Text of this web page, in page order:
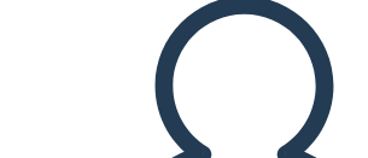
LAVE ET STORYBOARD
AFSPIL DIASSHOW
LÆS FOR MIG